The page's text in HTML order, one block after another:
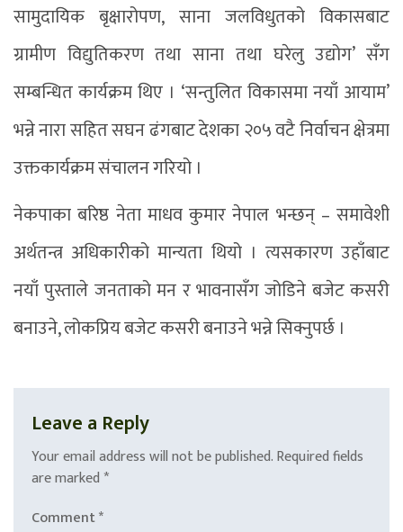
सामुदायिक बृक्षारोपण, साना जलविधुतको विकासबाट
ग्रामीण विद्युतिकरण तथा साना तथा घरेलु उद्योग’ सँग
सम्बन्धित कार्यक्रम थिए । ‘सन्तुलित विकासमा नयाँ आयाम’
भन्ने नारा सहित सघन ढंगबाट देशका २०५ वटै निर्वाचन क्षेत्रमा
उक्तकार्यक्रम संचालन गरियो ।
नेकपाका बरिष्ठ नेता माधव कुमार नेपाल भन्छन् – समावेशी
अर्थतन्त्र अधिकारीको मान्यता थियो । त्यसकारण उहाँबाट
नयाँ पुस्ताले जनताको मन र भावनासँग जोडिने बजेट कसरी
बनाउने, लोकप्रिय बजेट कसरी बनाउने भन्ने सिक्नुपर्छ ।
Leave a Reply
Your email address will not be published.Required fields
are marked *
Comment*